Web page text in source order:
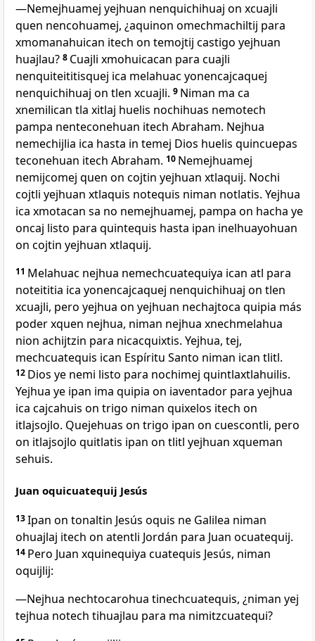
―Nemejhuamej yejhuan nenquichihuaj on xcuajli
quen nencohuamej, ¿aquinon omechmachiltij para
xmomanahuican itech on temojtij castigo yejhuan
huajlau? 8 Cuajli xmohuicacan para cuajli
nenquiteititisquej ica melahuac yonencajcaquej
nenquichihuaj on tlen xcuajli. 9 Niman ma ca
xnemilican tla xitlaj huelis nochihuas nemotech
pampa nenteconehuan itech Abraham. Nejhua
nemechijlia ica hasta in temej Dios huelis quincuepas
teconehuan itech Abraham. 10 Nemejhuamej
nemijcomej quen on cojtin yejhuan xtlaquij. Nochi
cojtli yejhuan xtlaquis notequis niman notlatis. Yejhua
ica xmotacan sa no nemejhuamej, pampa on hacha ye
oncaj listo para quintequis hasta ipan inelhuayohuan
on cojtin yejhuan xtlaquij.
11 Melahuac nejhua nemechcuatequiya ican atl para
noteititia ica yonencajcaquej nenquichihuaj on tlen
xcuajli, pero yejhua on yejhuan nechajtoca quipia más
poder xquen nejhua, niman nejhua xnechmelahua
nion achijtzin para nicacquixtis. Yejhua, tej,
mechcuatequis ican Espíritu Santo niman ican tlitl.
12 Dios ye nemi listo para nochimej quintlaxtlahuilis.
Yejhua ye ipan ima quipia on iaventador para yejhua
ica cajcahuis on trigo niman quixelos itech on
itlajsojlo. Quejehuas on trigo ipan on cuescontli, pero
on itlajsojlo quitlatis ipan on tlitl yejhuan xqueman
sehuis.
Juan oquicuatequij Jesús
13Ipan on tonaltin Jesús oquis ne Galilea niman
ohuajlaj itech on atentli Jordán para Juan ocuatequij.
14 Pero Juan xquinequiya cuatequis Jesús, niman
oquijlij:
―Nejhua nechtocarohua tinechcuatequis, ¿niman yej
tejhua notech tihuajlau para ma nimitzcuatequi?